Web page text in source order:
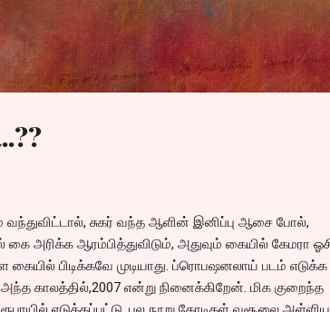
Skip to main content
சுகர் வந்த ஆளின் இனிப்பு ஆசை போல்,
கை அரிக்க ஆரம்பித்துவிடும், அதுவும் கையில் கேமரா
பிடிக்கவே முடியாது. ப்ரொபஷனலாய் படம் எடுக்க
காலத்தில்,2007 என்று நினைக்கிறேன். மிக குறைந்த